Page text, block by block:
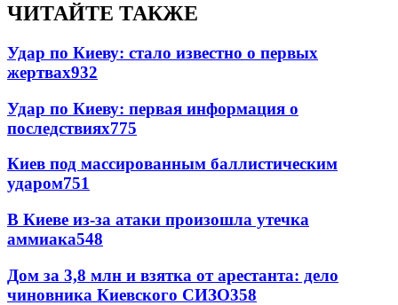
ЧИТАЙТЕ ТАКЖЕ
Удар по Киеву: стало известно о первых
жертвах932
Удар по Киеву: первая информация о
последствиях775
Киев под массированным баллистическим
ударом751
В Киеве из-за атаки произошла утечка
аммиака548
Дом за 3,8 млн и взятка от арестанта: дело
чиновника Киевского СИЗО358